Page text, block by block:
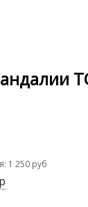
1 250 руб